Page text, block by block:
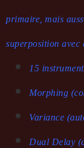
primaire, mais
superposition avec
15
Morphing
Variance
Dual Delay